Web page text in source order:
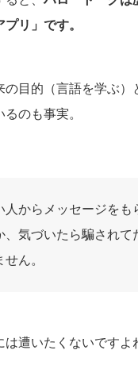
リ」です。
の目的（言語を学ぶ）
のも事実。
人からメッセージをも
、気づいたら騙されて
ん。
遭いたくないですよ